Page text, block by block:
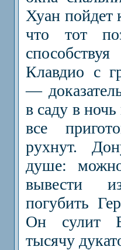
Хуан пойдет
что тот
Клавдио с
—
в саду в
все
рухнут.
душе:
вывести
погубить
Он сулит
тысячу